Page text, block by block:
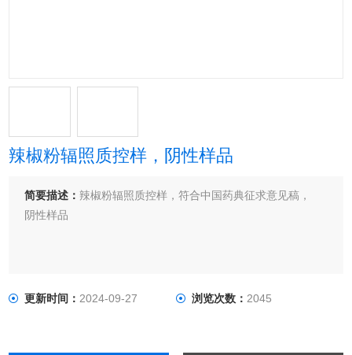
辣椒粉辐照质控样，阴性样品
简要描述：辣椒粉辐照质控样，符合中国药典征求意见稿，
阴性样品
更新时间：2024-09-27 浏览次数： 2045